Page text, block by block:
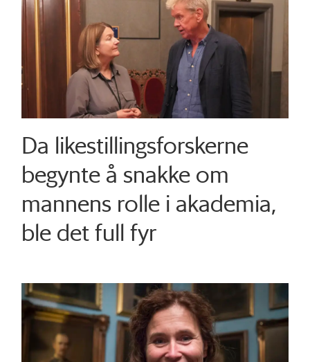
Da likestillingsforskerne
begynte å snakke om
mannens rolle i akademia,
ble det full fyr